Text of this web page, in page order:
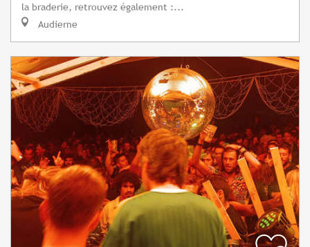
la braderie, retrouvez également :...
Audierne